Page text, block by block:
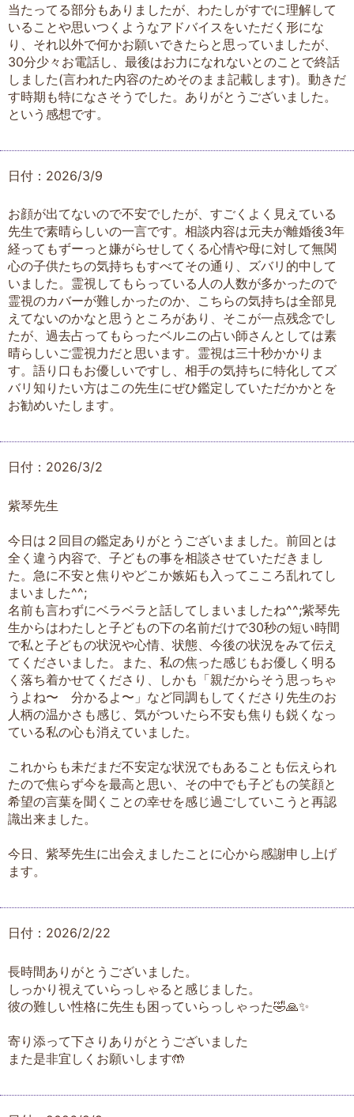
当たってる部分もありましたが、わたしがすでに理解して
いることや思いつくようなアドバイスをいただく形にな
り、それ以外で何かお願いできたらと思っていましたが、
30分少々お電話し、最後はお力になれないとのことで終話
しました(言われた内容のためそのまま記載します)。動きだ
す時期も特になさそうでした。ありがとうございました。
という感想です。
日付：2026/3/9
お顔が出てないので不安でしたが、すごくよく見えている
先生で素晴らしいの一言です。相談内容は元夫が離婚後3年
経ってもずーっと嫌がらせしてくる心情や母に対して無関
心の子供たちの気持ちもすべてその通り、ズバリ的中して
いました。霊視してもらっている人の人数が多かったので
霊視のカバーが難しかったのか、こちらの気持ちは全部見
えてないのかなと思うところがあり、そこが一点残念でし
たが、過去占ってもらったベルニの占い師さんとしては素
晴らしいご霊視力だと思います。霊視は三十秒かかりま
す。語り口もお優しいですし、相手の気持ちに特化してズ
バリ知りたい方はこの先生にぜひ鑑定していただかかとを
お勧めいたします。
日付：2026/3/2
紫琴先生
今日は２回目の鑑定ありがとうございまました。前回とは
全く違う内容で、子どもの事を相談させていただきまし
た。急に不安と焦りやどこか嫉妬も入ってこころ乱れてし
まいました^^;
名前も言わずにベラベラと話してしまいましたね^^;紫琴先
生からはわたしと子どもの下の名前だけで30秒の短い時間
で私と子どもの状況や心情、状態、今後の状況をみて伝え
てくださいました。また、私の焦った感じもお優しく明る
く落ち着かせてくださり、しかも「親だからそう思っちゃ
うよね〜 分かるよ〜」など同調もしてくださり先生のお
人柄の温かさも感じ、気がついたら不安も焦りも鋭くなっ
ている私の心も消えていました。
これからも未だまだ不安定な状況でもあることも伝えられ
たので焦らず今を最高と思い、その中でも子どもの笑顔と
希望の言葉を聞くことの幸せを感じ過ごしていこうと再認
識出来ました。
今日、紫琴先生に出会えましたことに心から感謝申し上げ
ます。
日付：2026/2/22
長時間ありがとうございました。
しっかり視えていらっしゃると感じました。
彼の難しい性格に先生も困っていらっしゃった🤣🙏✨
寄り添って下さりありがとうございました
また是非宜しくお願いします🤲